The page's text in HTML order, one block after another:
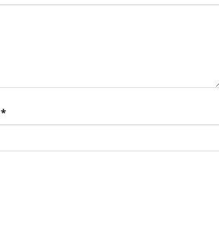
*